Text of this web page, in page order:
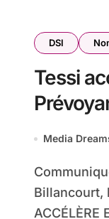
DSI
Tessi
Media
Communiqué de presse Boulogne-
Billancourt,
ACCÉLÈRE